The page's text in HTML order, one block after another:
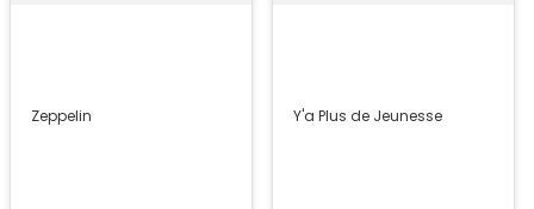
Zeppelin Y'a Plus de Jeunesse